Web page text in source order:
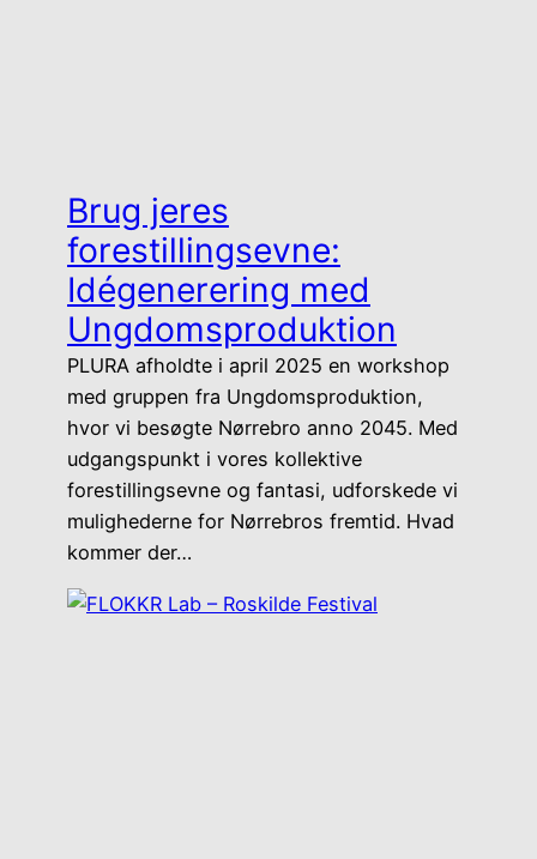
Brug jeres
forestillingsevne:
Idégenerering med
Ungdomsproduktion
PLURA afholdte i april 2025 en workshop
med gruppen fra Ungdomsproduktion,
hvor vi besøgte Nørrebro anno 2045. Med
udgangspunkt i vores kollektive
forestillingsevne og fantasi, udforskede vi
mulighederne for Nørrebros fremtid. Hvad
kommer der…